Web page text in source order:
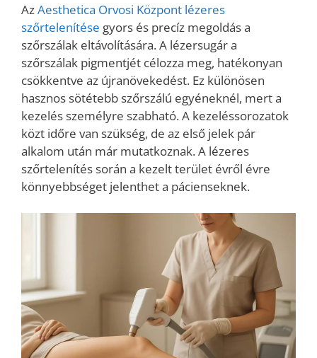
AzAesthetica Orvosi Központ lézeres
szőrtelenítése gyors és precíz megoldás a
szőrszálak eltávolítására. A lézersugár a
szőrszálak pigmentjét célozza meg, hatékonyan
csökkentve az újranövekedést. Ez különösen
hasznos sötétebb szőrszálú egyéneknél, mert a
kezelés személyre szabható. A kezeléssorozatok
közt időre van szükség, de az első jelek pár
alkalom után már mutatkoznak. A lézeres
szőrtelenítés során a kezelt terület évről évre
könnyebbséget jelenthet a pácienseknek.